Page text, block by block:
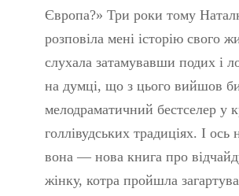
Європа?» Три роки тому
розповіла мені історію свого
слухала затамувавши подих і
на думці, що з цього вийшов
мелодраматичний бестселер у
голлівудських традиціях. І ось
вона — нова книга про
жінку, котра пройшла